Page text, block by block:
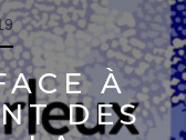
À
DES